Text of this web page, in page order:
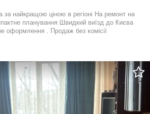
за найкращою ціною в регіоні На ремонт на
планування Швидкий виїзд до Києва
оформлення . Продаж без комісії